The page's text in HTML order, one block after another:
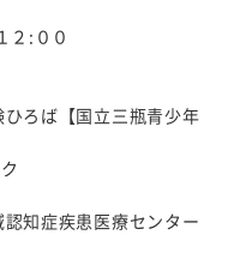
２:００
ろば【国立三瓶青少年
知症疾患医療センター